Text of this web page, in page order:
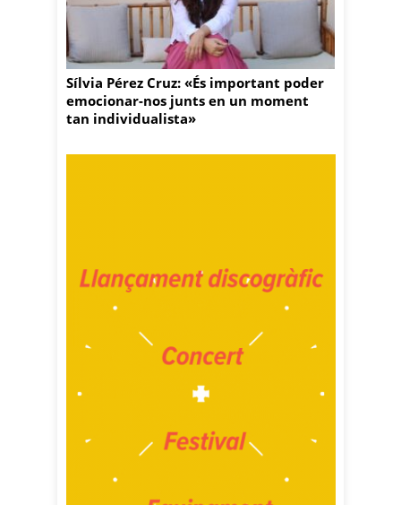
Sílvia Pérez Cruz: «És important poder
emocionar-nos junts en un moment
tan individualista»